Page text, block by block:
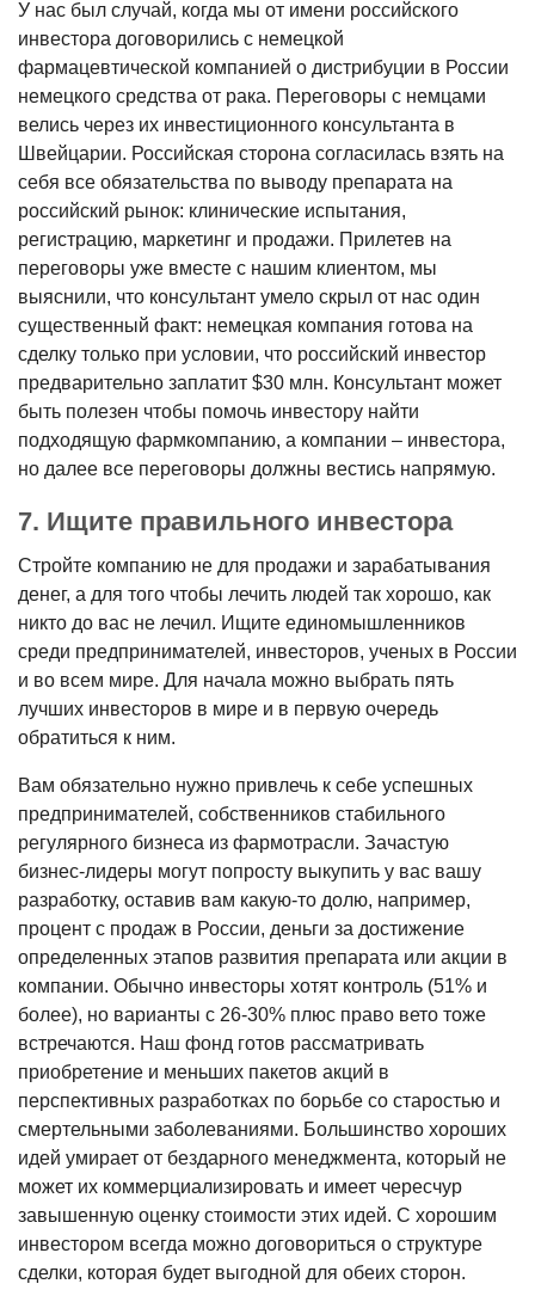
У нас был случай, когда мы от имени российского
инвестора договорились с немецкой
фармацевтической компанией о дистрибуции в России
немецкого средства от рака. Переговоры с немцами
велись через их инвестиционного консультанта в
Швейцарии. Российская сторона согласилась взять на
себя все обязательства по выводу препарата на
российский рынок: клинические испытания,
регистрацию, маркетинг и продажи. Прилетев на
переговоры уже вместе с нашим клиентом, мы
выяснили, что консультант умело скрыл от нас один
существенный факт: немецкая компания готова на
сделку только при условии, что российский инвестор
предварительно заплатит $30 млн. Консультант может
быть полезен чтобы помочь инвестору найти
подходящую фармкомпанию, а компании – инвестора,
но далее все переговоры должны вестись напрямую.
7. Ищите правильного инвестора
Стройте компанию не для продажи и зарабатывания
денег, а для того чтобы лечить людей так хорошо, как
никто до вас не лечил. Ищите единомышленников
среди предпринимателей, инвесторов, ученых в России
и во всем мире. Для начала можно выбрать пять
лучших инвесторов в мире и в первую очередь
обратиться к ним.
Вам обязательно нужно привлечь к себе успешных
предпринимателей, собственников стабильного
регулярного бизнеса из фармотрасли. Зачастую
бизнес-лидеры могут попросту выкупить у вас вашу
разработку, оставив вам какую-то долю, например,
процент с продаж в России, деньги за достижение
определенных этапов развития препарата или акции в
компании. Обычно инвесторы хотят контроль (51% и
более), но варианты с 26-30% плюс право вето тоже
встречаются. Наш фонд готов рассматривать
приобретение и меньших пакетов акций в
перспективных разработках по борьбе со старостью и
смертельными заболеваниями. Большинство хороших
идей умирает от бездарного менеджмента, который не
может их коммерциализировать и имеет чересчур
завышенную оценку стоимости этих идей. С хорошим
инвестором всегда можно договориться о структуре
сделки, которая будет выгодной для обеих сторон.